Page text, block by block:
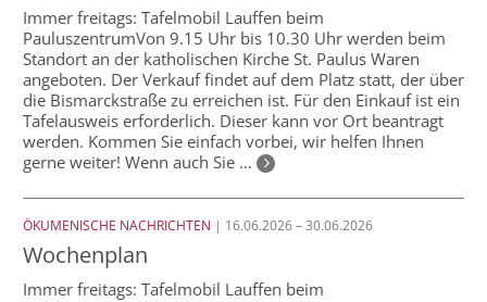
Immer freitags: Tafelmobil Lauffen beim
PauluszentrumVon 9.15 Uhr bis 10.30 Uhr werden beim
Standort an der katholischen Kirche St. Paulus Waren
angeboten. Der Verkauf findet auf dem Platz statt, der über
die Bismarckstraße zu erreichen ist. Für den Einkauf ist ein
Tafelausweis erforderlich. Dieser kann vor Ort beantragt
werden. Kommen Sie einfach vorbei, wir helfen Ihnen
gerne weiter! Wenn auch Sie …
ÖKUMENISCHE NACHRICHTEN | 16.06.2026 – 30.06.2026
Wochenplan
Immer freitags: Tafelmobil Lauffen beim